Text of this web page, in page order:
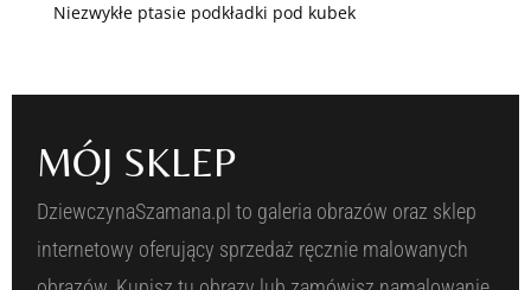
Niezwykłe ptasie podkładki pod kubek
MÓJ SKLEP
DziewczynaSzamana.pl to galeria obrazów oraz sklep
internetowy oferujący sprzedaż ręcznie malowanych